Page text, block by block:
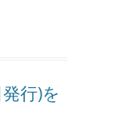
行)を